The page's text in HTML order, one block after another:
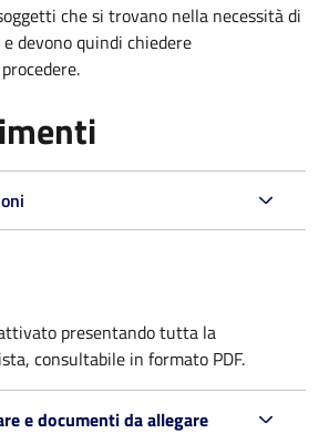
che si trovano nella necessità di
devono quindi chiedere
presentando tutta la
consultabile in formato PDF.
e documenti da allegare